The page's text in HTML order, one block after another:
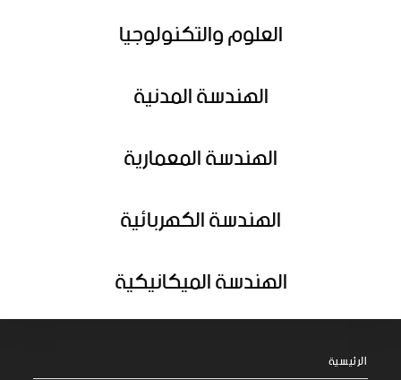
العلوم والتكنولوجيا
الهندسة المدنية
الهندسة المعمارية
الهندسة الكهربائية
الهندسة الميكانيكية
الرئيسية